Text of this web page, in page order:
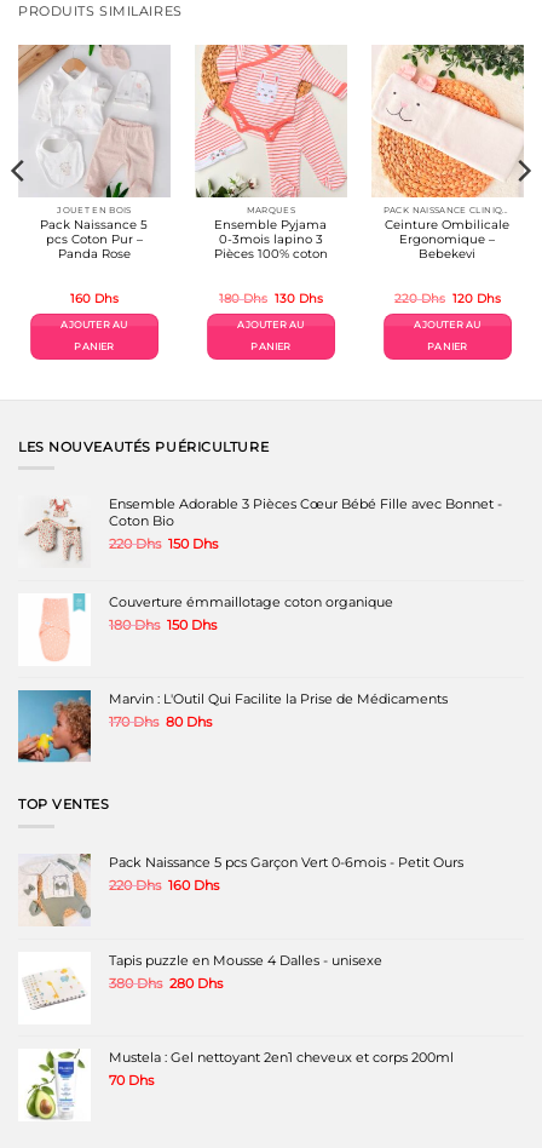
PRODUITS SIMILAIRES
JOUET EN BOIS
Pack Naissance 5
pcs Coton Pur –
Panda Rose
160 Dhs
AJOUTER AU
PANIER
MARQUES
Ensemble Pyjama
0-3mois lapino 3
Pièces 100% coton
180Dhs Le
initial
était :
180 Dhs.
130 DhsLe
actuel
AJOUTER AU
PANIER
PACK NAISSANCE CLINIQUE BÉBÉ
Ceinture Ombilicale
Ergonomique –
Bebekevi
220Dhs Le
initial
était :
220 Dhs.
120 DhsLe
actuel
AJOUTER AU
PANIER
LES NOUVEAUTÉS PUÉRICULTURE
Ensemble Adorable 3 Pièces Cœur Bébé Fille avec Bonnet -
Coton Bio
220Dhs Le
était :
220 Dhs.
150 DhsLe
est :
150 Dhs.
Couverture émmaillotage coton organique
180Dhs Le
180 Dhs.
150 DhsLe
150 Dhs.
Marvin : L'Outil Qui Facilite la Prise de Médicaments
170Dhs Le
80 DhsLe
TOP VENTES
Pack Naissance 5 pcs Garçon Vert 0-6mois - Petit Ours
220Dhs Le
220 Dhs.
160 DhsLe
Tapis puzzle en Mousse 4 Dalles - unisexe
380Dhs Le
380 Dhs.
280 DhsLe
280 Dhs.
Mustela : Gel nettoyant 2en1 cheveux et corps 200ml
70 Dhs